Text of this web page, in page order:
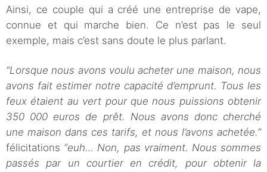
Ainsi, ce couple qui a créé une entreprise de vape,
connue et qui marche bien. Ce n’est pas le seul
exemple, mais c’est sans doute le plus parlant.
“Lorsque nous avons voulu acheter une maison, nous
avons fait estimer notre capacité d’emprunt. Tous les
feux étaient au vert pour que nous puissions obtenir
350 000 euros de prêt. Nous avons donc cherché
une maison dans ces tarifs, et nous l’avons achetée.”
félicitations “euh… Non, pas vraiment. Nous sommes
passés par un courtier en crédit, pour obtenir la